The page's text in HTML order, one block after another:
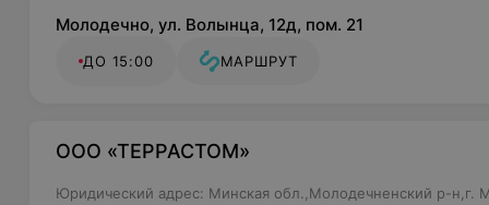
Молодечно, ул. Волынца, 12д, пом. 21
ДО 15:00 МАРШРУТ
ООО «ТЕРРАСТОМ»
Юридический адрес: Минская обл.,Молодечненский р-н,г.